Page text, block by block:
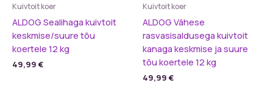
Kuivtoit koer
ALDOG Sealihaga kuivtoit
keskmise/suure tõu
koertele 12 kg
49,99 €
Kuivtoit koer
ALDOG Vähese
rasvasisaldusega kuivtoit
kanaga keskmise ja suure
tõu koertele 12 kg
49,99 €